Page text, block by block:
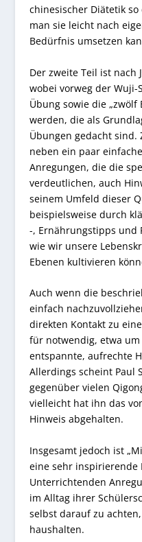
chinesischer Diätetik
man sie leicht nach
Bedürfnis umsetzen
Der zweite Teil ist nach
wobei vorweg der
Übung sowie die
werden, die als
Übungen gedacht sind.
neben ein paar
Anregungen, die die
verdeutlichen, auch
seinem Umfeld dieser
beispielsweise durch
-, Ernährungstipps und
wie wir unsere
Ebenen kultivieren
Auch wenn die
einfach
direkten Kontakt zu
für notwendig, etwa
entspannte, aufrechte
Allerdings scheint Paul
gegenüber vielen
vielleicht hat ihn das
Hinweis abgehalten.
Insgesamt jedoch ist
eine sehr inspirierende
Unterrichtenden
im Alltag ihrer
selbst darauf zu
haushalten.